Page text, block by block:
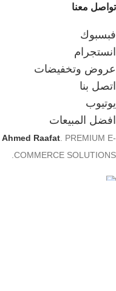
تواصل معنا
فبسبوك
انستجرام
عروض وتخفيضات
اتصل بنا
يوتيوب
افضل المبيعات
Ahmed Raafat . PREMIUM E-
COMMERCE SOLUTIONS.